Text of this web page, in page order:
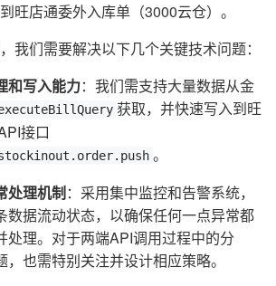
旺店通委外入库单（3000云仓）。
我们需要解决以下几个关键技术问题：
和写入能力：我们需支持大量数据从金
获取，并快速写入到旺
接口
。
处理机制：采用集中监控和告警系统，
数据流动状态，以确保任何一点异常都
处理。对于两端API调用过程中的分
，也需特别关注并设计相应策略。